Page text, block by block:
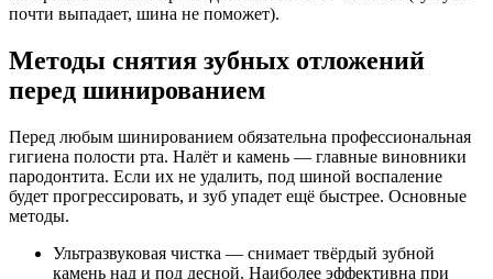
почти выпадает, шина не поможет).
Методы снятия зубных отложений
перед шинированием
Перед любым шинированием обязательна профессиональная
гигиена полости рта. Налёт и камень — главные виновники
пародонтита. Если их не удалить, под шиной воспаление
будет прогрессировать, и зуб упадет ещё быстрее. Основные
методы.
Ультразвуковая чистка — снимает твёрдый зубной
камень над и под десной. Наиболее эффективна при